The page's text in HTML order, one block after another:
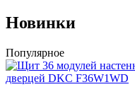
Новинки
Популярное